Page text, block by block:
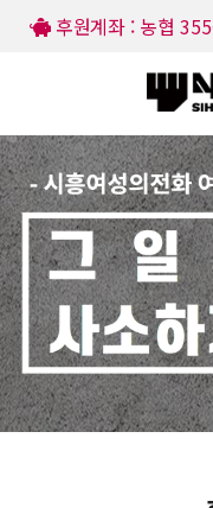
후원계좌 : 농협